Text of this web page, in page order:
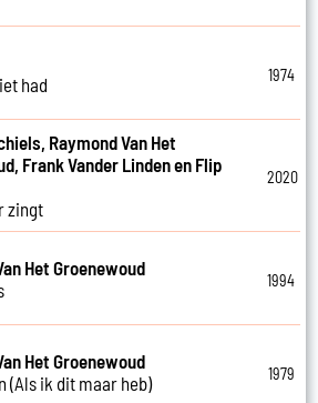
had
1974
Raymond Van Het
Frank Vander Linden en Flip
zingt
2020
Het Groenewoud
1994
Het Groenewoud
(Als ik dit maar heb)
1979